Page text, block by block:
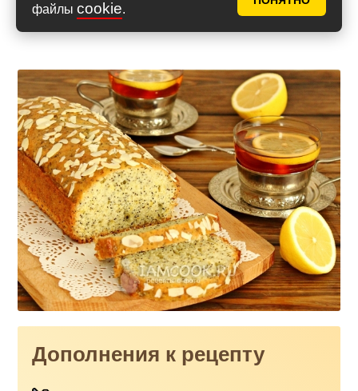
файлы cookie.
Дополнения к рецепту